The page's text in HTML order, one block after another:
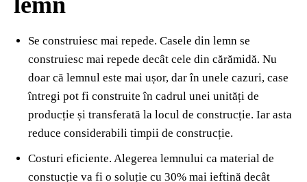
Se construiesc mai repede. Casele din lemn se
construiesc mai repede decât cele din cărămidă. Nu
doar că lemnul este mai ușor, dar în unele cazuri, case
întregi pot fi construite în cadrul unei unități de
producție și transferată la locul de construcție. Iar asta
reduce considerabili timpii de construcție.
Costuri eficiente. Alegerea lemnului ca material de
constucție va fi o soluție cu 30% mai ieftină decât